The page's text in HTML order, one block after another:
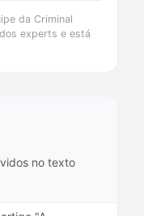
da Criminal
experts e está
no texto